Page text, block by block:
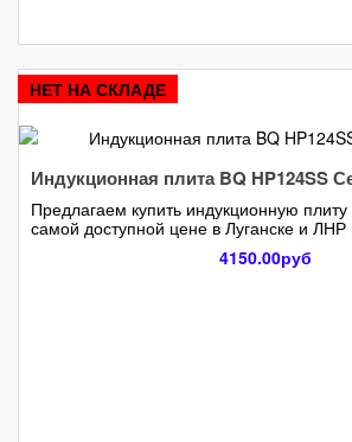
НЕТ НА СКЛАДЕ
Индукционная плита BQ HP124SS
Предлагаем купить индукционную
самой доступной цене в Луганске и ЛНР
4150.00руб